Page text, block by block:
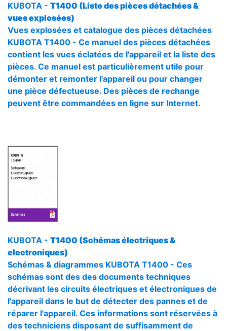
KUBOTA - T1400 (Liste des pièces détachées &
vues explosées)
Vues explosées et catalogue des pièces détachées
KUBOTA T1400 - Ce manuel des pièces détachées
contient les vues éclatées de l'appareil et la liste des
pièces. Ce manuel est particulièrement utile pour
démonter et remonter l'appareil ou pour changer
une pièce défectueuse. Des pièces de rechange
peuvent être commandées en ligne sur Internet.
KUBOTA - T1400 (Schémas électriques &
electroniques)
Schémas & diagrammes KUBOTA T1400 - Ces
schémas sont des des documents techniques
décrivant les circuits électriques et électroniques de
l'appareil dans le but de détecter des pannes et de
réparer l'appareil. Ces informations sont réservées à
des techniciens disposant de suffisamment de